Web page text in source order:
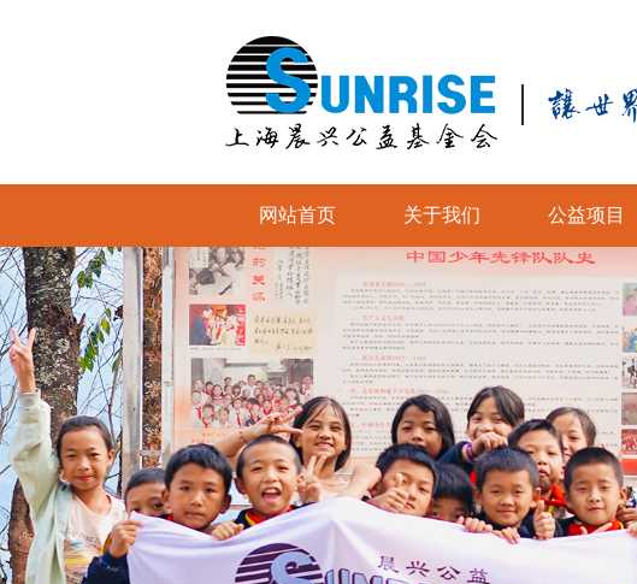
网站首页 关于我们 公益项目